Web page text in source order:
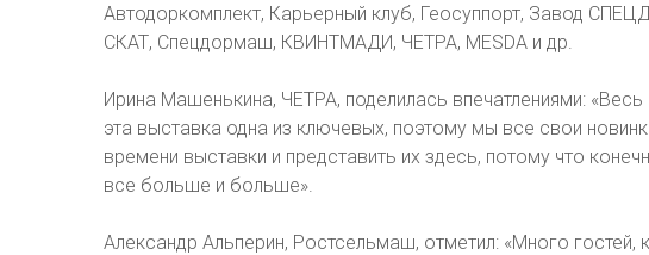
Автодоркомплект, Карьерный клуб, Геосуппорт, Завод
СКАТ, Спецдормаш, КВИНТМАДИ, ЧЕТРА, MESDA и др.
Ирина Машенькина, ЧЕТРА, поделилась впечатлениями:
эта выставка одна из ключевых, поэтому мы все свои
времени выставки и представить их здесь, потому что
все больше и больше».
Александр Альперин, Ростсельмаш, отметил: «Много гостей,